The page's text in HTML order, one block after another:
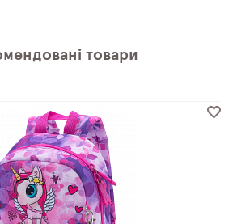
товари